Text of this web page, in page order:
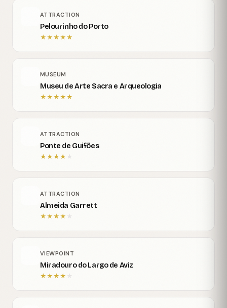
ATTRACTION
Pelourinho do Porto
★★★★★
MUSEUM
Museu de Arte Sacra e Arqueologia
★★★★★
ATTRACTION
Ponte de Guifões
★★★★ ★
ATTRACTION
Almeida Garrett
★★★★ ★
VIEWPOINT
Miradouro do Largo de Aviz
★★★★ ★